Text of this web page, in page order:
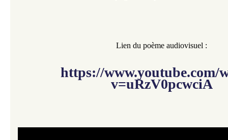
Lien du poème audiovisuel :
https://www.youtube.com/
v=uRzV0pcwciA